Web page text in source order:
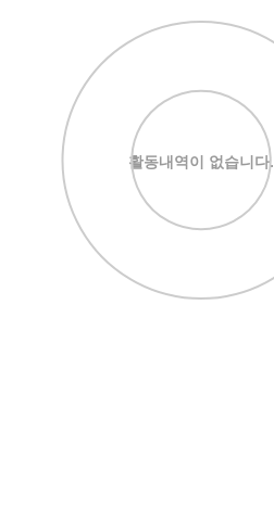
활동내역이 없습니다.